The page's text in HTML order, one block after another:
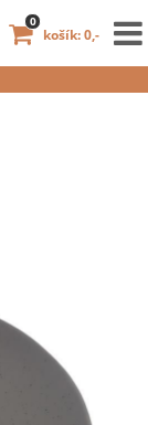
košík: 0,-
0